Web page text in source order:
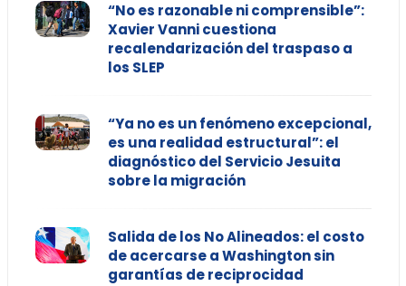
“No es razonable ni comprensible”:
Xavier Vanni cuestiona
recalendarización del traspaso a
los SLEP
“Ya no es un fenómeno excepcional,
es una realidad estructural”: el
diagnóstico del Servicio Jesuita
sobre la migración
Salida de los No Alineados: el costo
de acercarse a Washington sin
garantías de reciprocidad